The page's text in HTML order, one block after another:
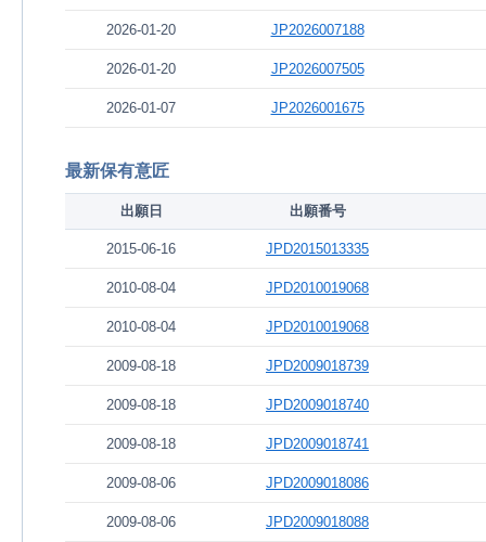
2026-01-20 JP2026007188
2026-01-20 JP2026007505
2026-01-07 JP2026001675
最新保有意匠
出願日 出願番号
2015-06-16 JPD2015013335
2010-08-04 JPD2010019068
2010-08-04 JPD2010019068
2009-08-18 JPD2009018739
2009-08-18 JPD2009018740
2009-08-18 JPD2009018741
2009-08-06 JPD2009018086
2009-08-06 JPD2009018088